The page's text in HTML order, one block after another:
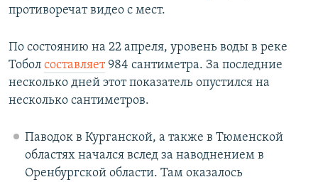
противоречат видео с мест.
По состоянию на 22 апреля, уровень воды в реке
Тобол составляет984 сантиметра. За последние
несколько дней этот показатель опустился на
несколько сантиметров.
Паводок в Курганской, а также в Тюменской
областях начался вслед за наводнением в
Оренбургской области. Там оказалось